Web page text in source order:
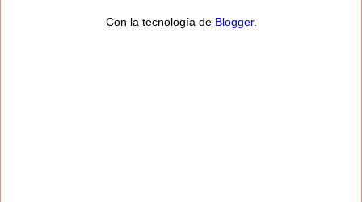
Con la tecnología de Blogger.